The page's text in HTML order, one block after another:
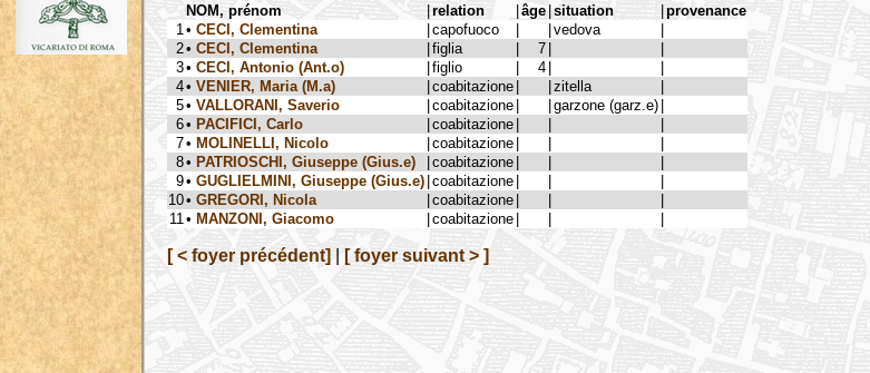
NOM, prénom |relation |âge |situation |provenance
1 • CECI, Clementina |capofuoco | |vedova
|
2• CECI, Clementina |figlia | 7 |
|
3• CECI, Antonio (Ant.o) |figlio | 4 |
|
4• VENIER, Maria (M.a) |coabitazione | |zitella
|
5• VALLORANI, Saverio |coabitazione | |garzone (garz.e) |
6• PACIFICI, Carlo |coabitazione | |
|
7• MOLINELLI, Nicolo |coabitazione | |
|
8• PATRIOSCHI, Giuseppe (Gius.e) |coabitazione | |
|
9• GUGLIELMINI, Giuseppe (Gius.e) |coabitazione | |
|
10• GREGORI, Nicola |coabitazione | |
|
11 • MANZONI, Giacomo |coabitazione | | |
[ < foyer précédent] [ foyer suivant > ]